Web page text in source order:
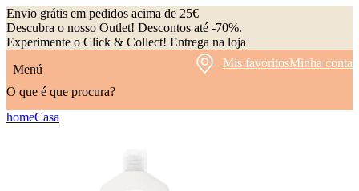
Envio grátis em pedidos acima de 25€
Descubra o nosso Outlet! Descontos até -70%.
Experimente o Click & Collect! Entrega na loja
Menú
Mis favoritosMinha conta
O que é que procura?
homeCasa